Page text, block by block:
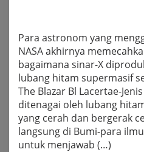
Para astronom yang
NASA akhirnya
bagaimana sinar-X
lubang hitam supermasif
The Blazar Bl Lacertae-
ditenagai oleh lubang
yang cerah dan bergerak
langsung di Bumi-para
untuk menjawab (…)